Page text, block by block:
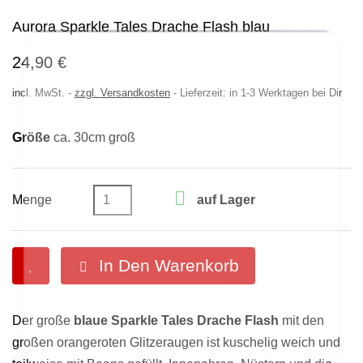
Aurora Sparkle Tales Drache Flash blau
24,90 €
incl. MwSt. - zzgl. Versandkosten - Lieferzeit: in 1-3 Werktagen bei Dir
Größe ca. 30cm groß
Menge  auf Lager
 In Den Warenkorb
Der große blaue Sparkle Tales Drache Flash mit den
großen orangeroten Glitzeraugen ist kuschelig weich und
ermöglichen grundlegende Funktionen des
Onlineshops. Sitzungscookies werden automatisch
helfen uns dabei, Dein Einkauferlebnis im Shop zu